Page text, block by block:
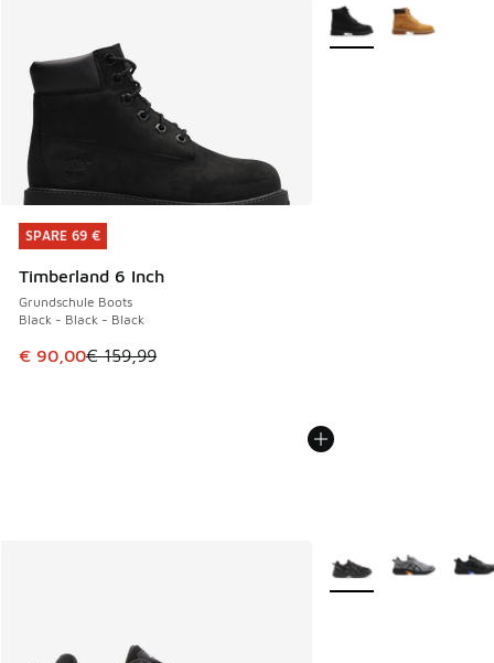
SPARE 69 €
Timberland 6 Inch
Grundschule Boots
Black - Black - Black
Dieser Artikel ist im Sale. Der Preis ist von € 159,99 auf €
€ 90,00€ 159,99
SPARE 69 €
Weitere Farben
Weitere Farben